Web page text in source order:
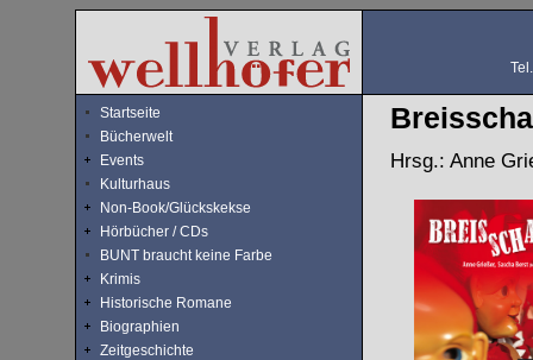
Startseite
Bücherwelt
Events
Kulturhaus
Non-Book/Glückskekse
Hörbücher / CDs
BUNT braucht keine Farbe
Krimis
Historische Romane
Biographien
Zeitgeschichte
Hrsg.: Anne